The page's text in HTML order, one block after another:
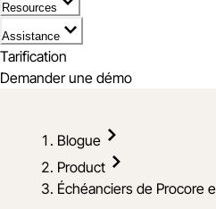
Resources
Assistance
Tarification
Demander une démo
Blogue
Product
Échéanciers de Procore